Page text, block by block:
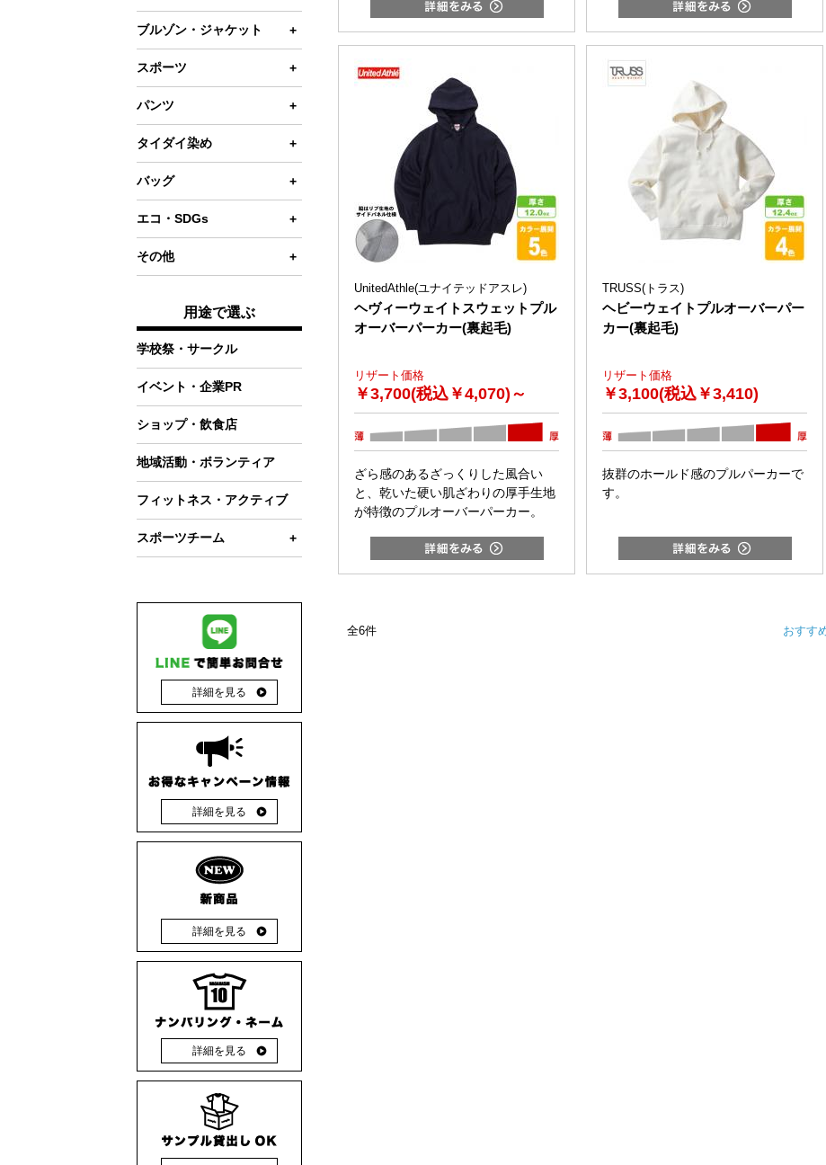
VネックTシャツ
UネックTシャツ
タイダイ染めTシャツ
ドライトレーナー
ドライパンツ
ボタンダウンポロシャツ
キッズサイズあり
厚手(11oz以上)トレーナー
半袖トレーナー
薄手(9oz以下)パーカー
厚手(11oz以上)パーカー
キッズサイズあり
裏起毛・裏フリースパーカー
薄手(9oz以下)パーカー
厚手(11oz以上)パーカー
キッズサイズあり
パンツ
ジャケット
ブルゾン・ジャケット
ブルゾン
ウィンドブレーカー
ベスト
ジャンパー
カーディガン
スポーツ
半袖シャツ
長袖シャツ
ノースリーブシャツ
アウター
ビブス・ピステ
ポロシャツ
パンツ
スウェットパンツ
ハーフパンツ
タイダイ染め
タイダイ染めTシャツ
タイダイ染めパーカー
バッグ
キャンバス(トート)
コットン(トート)
フェアトレードコットン(トート)
ジュート&キャンバス(トート)
2WAY(トート)
薄手トート(9.0oz以内)
厚手トート(9.1oz以上)
A3サイズ以上(トート)
再生ファブリック(その他)
サコッシュ(その他)
マルシェバッグ(その他)
販促向けバッグ
Sサイズ
Mサイズ
エコ・SDGs
Tシャツ
その他
ハッピ
用途で選ぶ
学校祭・サークル
イベント・企業PR
ショップ・飲食店
地域活動・ボランティア
フィットネス・アクティブ
スポーツチーム
バスケットボール
バドミントン
詳細を見る
詳細を見る
詳細を見る
詳細を見る
UnitedAthle(ユナイテッドアスレ)
ヘヴィーウェイトスウェットプル
オーバーパーカー(裏起毛)
リザート価格
￥3,700(税込￥4,070)～
ざら感のあるざっくりした風合い
と、乾いた硬い肌ざわりの厚手生地
が特徴のプルオーバーパーカー。
TRUSS(トラス)
ヘビーウェイトプルオーバーパー
カー(裏起毛)
リザート価格
￥3,100(税込￥3,410)
抜群のホールド感のプルパーカーで
す。
全6件 おすす